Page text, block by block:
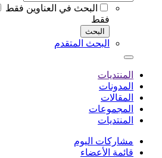
البحث في العناوين فقط
فقط
البحث
البحث المتقدم
المنتديات
المدونات
المقالات
المجموعات
المنتديات
مشاركات اليوم
قائمة الأعضاء